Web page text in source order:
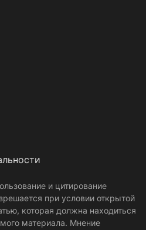
и цитирование
при условии открытой
которая должна находиться
материала. Мнение